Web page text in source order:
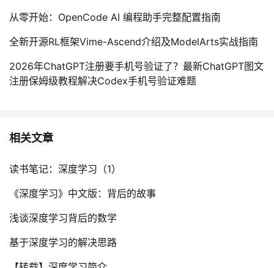
从零开始：OpenCode AI 编程助手完整配置指南
全新开源RL框架Vime-Ascend介绍及ModelArts实战指南
2026年ChatGPT注册要手机号验证了？最新ChatGPT图文
注册保姆级教程解决Codex手机号验证难题
相关文章
读书笔记：深度学习（1）
《深度学习》中文版：背后的故事
浅谈深度学习背后的数学
基于深度学习的解决思路